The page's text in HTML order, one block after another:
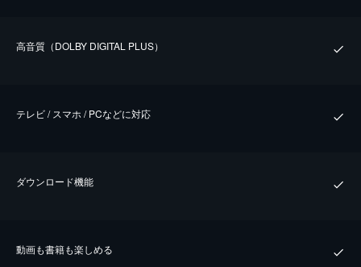
⾼⾳質（DOLBY DIGITAL PLUS）
テレビ / スマホ / PCなどに対応
ダウンロード機能
動画も書籍も楽しめる